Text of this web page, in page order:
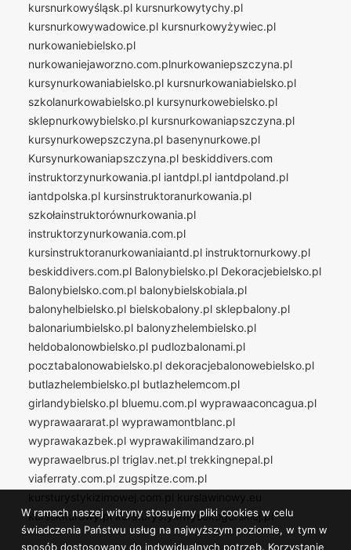
kursnurkowyśląsk.pl kursnurkowytychy.pl
kursnurkowywadowice.pl kursnurkowyżywiec.pl
nurkowaniebielsko.pl
nurkowaniejaworzno.com.plnurkowaniepszczyna.pl
kursynurkowaniabielsko.pl kursnurkowaniabielsko.pl
szkolanurkowabielsko.pl kursynurkowebielsko.pl
sklepnurkowybielsko.pl kursnurkowaniapszczyna.pl
kursynurkowepszczyna.pl basenynurkowe.pl
Kursynurkowaniapszczyna.pl beskiddivers.com
instruktorzynurkowania.pl iantdpl.pl iantdpoland.pl
iantdpolska.pl kursinstruktoranurkowania.pl
szkołainstruktorównurkowania.pl
instruktorzynurkowania.com.pl
kursinstruktoranurkowaniaiantd.pl instruktornurkowy.pl
beskiddivers.com.pl Balonybielsko.pl Dekoracjebielsko.pl
Balonybielsko.com.pl balonybielskobiala.pl
balonyhelbielsko.pl bielskobalony.pl sklepbalony.pl
balonariumbielsko.pl balonyzhelembielsko.pl
heldobalonowbielsko.pl pudlozbalonami.pl
pocztabalonowabielsko.pl dekoracjebalonowebielsko.pl
butlazhelembielsko.pl butlazhelemcom.pl
girlandybielsko.pl bluemu.com.pl wyprawaaconcagua.pl
wyprawaararat.pl wyprawamontblanc.pl
wyprawakazbek.pl wyprawakilimandzaro.pl
wyprawaelbrus.pl triglav.net.pl trekkingnepal.pl
viaferraty.com.pl zugspitze.com.pl
kursskiturowy.pl kursturystykiwysokogorskiej.pl
W ramach naszej witryny stosujemy pliki cookies w celu
świadczenia Państwu usług na najwyższym poziomie, w tym w
sposób dostosowany do indywidualnych potrzeb. Korzystanie